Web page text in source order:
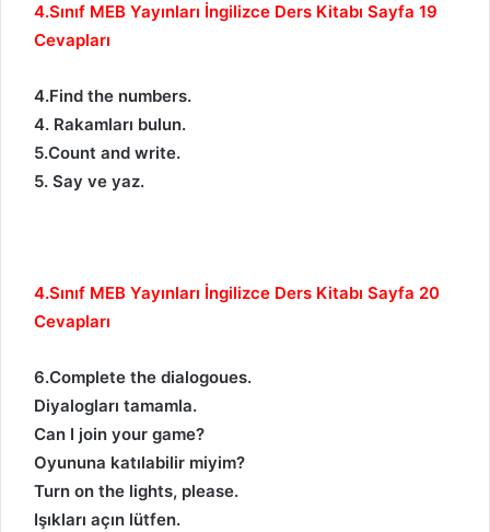
4.Sınıf MEB Yayınları İngilizce Ders Kitabı Sayfa 19
Cevapları
4.Find the numbers.
4. Rakamları bulun.
5.Count and write.
5. Say ve yaz.
4.Sınıf MEB Yayınları İngilizce Ders Kitabı Sayfa 20
Cevapları
6.Complete the dialogoues.
Diyalogları tamamla.
Can I join your game?
Oyununa katılabilir miyim?
Turn on the lights, please.
Işıkları açın lütfen.